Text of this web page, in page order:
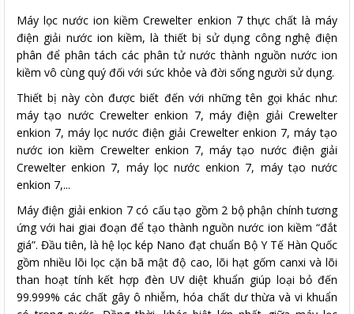
Máy lọc nước ion kiềm Crewelter enkion 7 thực chất là máy
điện giải nước ion kiềm, là thiết bị sử dụng công nghệ điện
phân để phân tách các phân tử nước thành nguồn nước ion
kiềm vô cùng quý đối với sức khỏe và đời sống người sử dụng.
Thiết bị này còn được biết đến với những tên gọi khác như:
máy tạo nước Crewelter enkion 7, máy điện giải Crewelter
enkion 7, máy lọc nước điện giải Crewelter enkion 7, máy tạo
nước ion kiềm Crewelter enkion 7, máy tạo nước điện giải
Crewelter enkion 7, máy lọc nước enkion 7, máy tạo nước
enkion 7,...
Máy điện giải enkion 7 có cấu tạo gồm 2 bộ phận chính tương
ứng với hai giai đoạn để tạo thành nguồn nước ion kiềm “đắt
giá”. Đầu tiên, là hệ lọc kép Nano đạt chuẩn Bộ Y Tế Hàn Quốc
gồm nhiều lõi lọc cặn bã mật độ cao, lõi hạt gốm canxi và lõi
than hoạt tính kết hợp đèn UV diệt khuẩn giúp loại bỏ đến
99.999% các chất gây ô nhiễm, hóa chất dư thừa và vi khuẩn